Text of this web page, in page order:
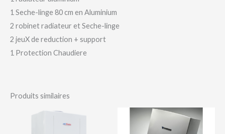
1 Seche-linge 80 cm en Aluminium
2 robinet radiateur et Seche-linge
2 jeuX de reduction + support
1 Protection Chaudiere
Produits similaires